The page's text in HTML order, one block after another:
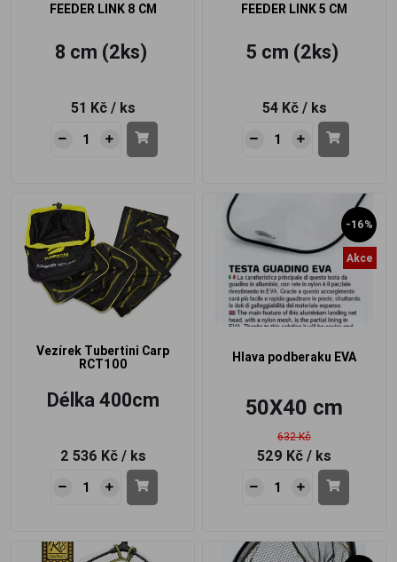
FEEDER LINK 8 CM
8 cm (2ks)
51 Kč / ks
FEEDER LINK 5 CM
5 cm (2ks)
54 Kč / ks
Vezírek Tubertini Carp
RCT100
Délka 400cm
2 536 Kč / ks
-16%
Akce
Hlava podberaku EVA
50X40 cm
632 Kč
529 Kč / ks